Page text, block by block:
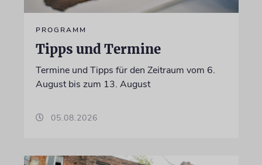
PROGRAMM
Tipps und Termine
Termine und Tipps für den Zeitraum vom 6.
August bis zum 13. August
05.08.2026